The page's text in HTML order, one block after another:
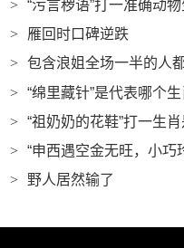
>
“污言秽语”打一准确动物
>
雁回时口碑逆跌
>
包含浪姐全场一半的人
>
“绵里藏针”是代表哪个生
>
“祖奶奶的花鞋”打一生
>
“申西遇空金无旺，小巧
>
野人居然输了